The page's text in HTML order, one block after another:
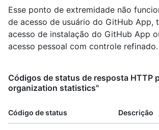
Esse ponto de extremidade não
de acesso de usuário do GitHub App,
acesso de instalação do GitHub App
acesso pessoal com controle refinado.
Códigos de status de resposta HTTP
organization statistics"
Código de status Descrição